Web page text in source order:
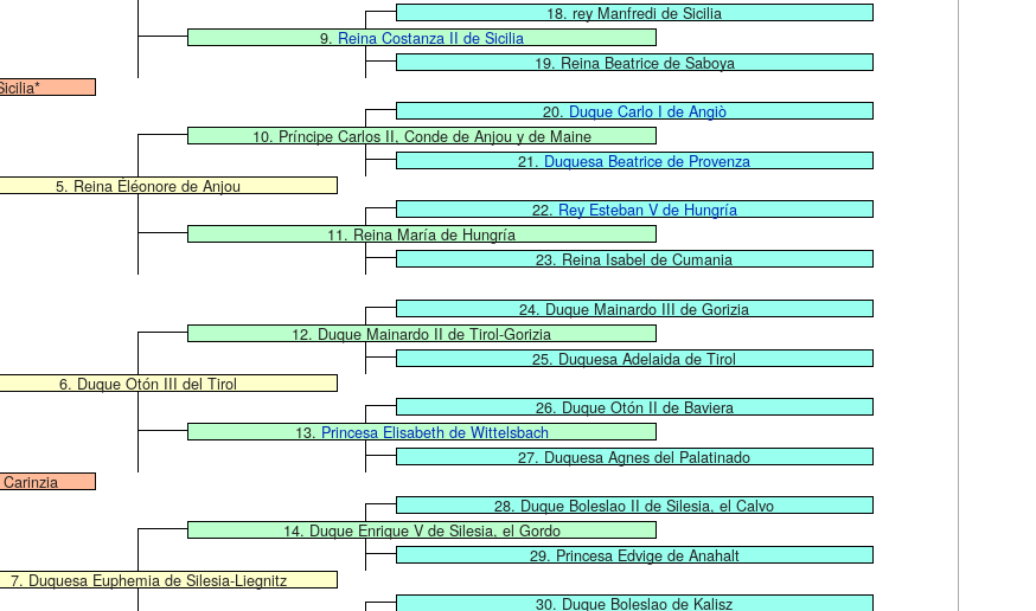
18. rey Manfredi de Sicilia
9.Reina Costanza II de Sicilia
19. Reina Beatrice de Saboya
20.Duque Carlo I de Angiò
10. Príncipe Carlos II, Conde de Anjou y de Maine
21.Duquesa Beatrice de Provenza
5. Reina Éléonore de Anjou
22.Rey Esteban V de Hungría
11. Reina María de Hungría
23. Reina Isabel de Cumania
24. Duque Mainardo III de Gorizia
12. Duque Mainardo II de Tirol-Gorizia
25. Duquesa Adelaida de Tirol
6. Duque Otón III del Tirol
26. Duque Otón II de Baviera
13.Princesa Elisabeth de Wittelsbach
27. Duquesa Agnes del Palatinado
28. Duque Boleslao II de Silesia, el Calvo
14. Duque Enrique V de Silesia, el Gordo
29. Princesa Edvige de Anahalt
7. Duquesa Euphemia de Silesia-Liegnitz
30. Duque Boleslao de Kalisz